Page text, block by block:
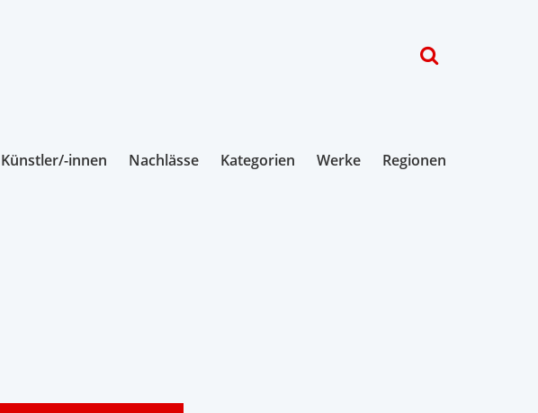
Künstler/-innen Nachlässe Kategorien Werke Regionen